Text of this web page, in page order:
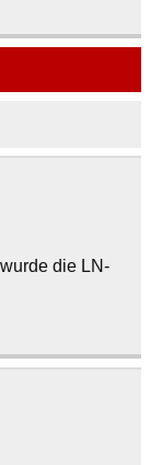
die LN-